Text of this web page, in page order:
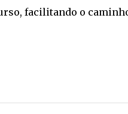
facilitando o